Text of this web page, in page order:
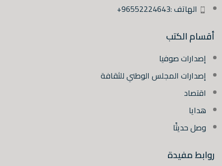
الهاتف :96552224643+
أقسام الكتب
إصدارات صوفيا
إصدارات المجلس الوطني للثقافة
اقتصاد
هدايا
وصل حديثًا
روابط مفيدة